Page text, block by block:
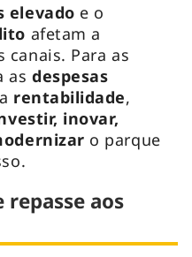
elevado e o
afetam a
Para as
asdespesas
rentabilidade,
inovar,
o parque
aos